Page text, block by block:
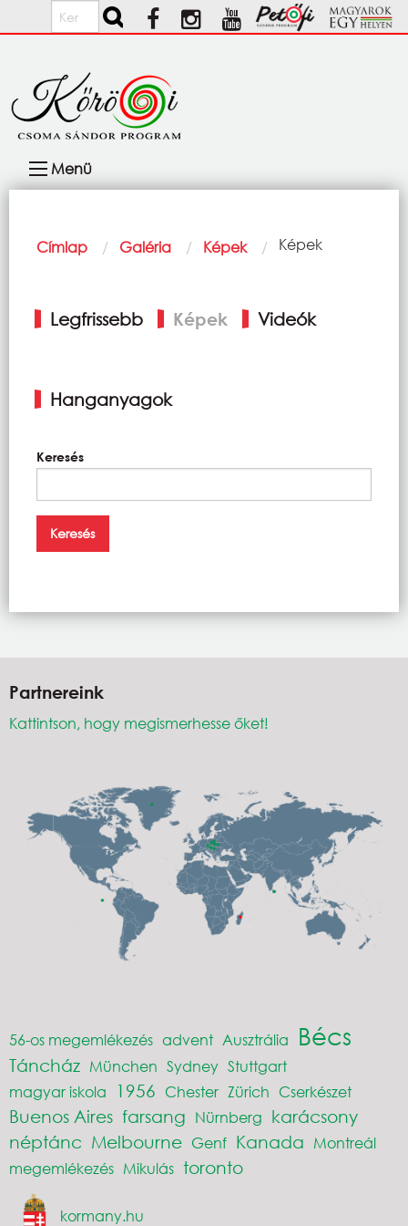
Ugrás a tartalomra
Keresés
navigáció
Menü
Morzsa
Címlap Galéria Képek Current:
Képek
fülek
Legfrissebb Képek Videók
Hanganyagok
Keresés
Partnereink
Kattintson, hogy megismerhesse őket!
56-os megemlékezés advent Ausztrália Bécs
Táncház München Sydney Stuttgart
magyar iskola
1956 Chester Zürich Cserkészet
Buenos Aires farsang Nürnberg karácsony
néptánc Melbourne Genf Kanada Montreál
megemlékezés Mikulás toronto
kormany.hu